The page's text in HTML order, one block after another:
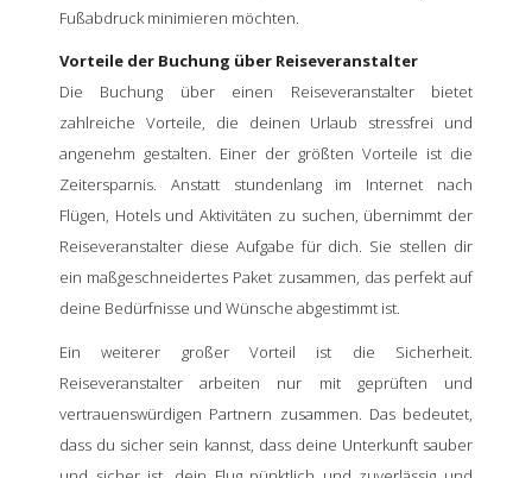
Fußabdruck minimieren möchten.
Vorteile der Buchung über Reiseveranstalter
Die Buchung über einen Reiseveranstalter bietet
zahlreiche Vorteile, die deinen Urlaub stressfrei und
angenehm gestalten. Einer der größten Vorteile ist die
Zeitersparnis. Anstatt stundenlang im Internet nach
Flügen, Hotels und Aktivitäten zu suchen, übernimmt der
Reiseveranstalter diese Aufgabe für dich. Sie stellen dir
ein maßgeschneidertes Paket zusammen, das perfekt auf
deine Bedürfnisse und Wünsche abgestimmt ist.
Ein weiterer großer Vorteil ist die Sicherheit.
Reiseveranstalter arbeiten nur mit geprüften und
vertrauenswürdigen Partnern zusammen. Das bedeutet,
dass du sicher sein kannst, dass deine Unterkunft sauber